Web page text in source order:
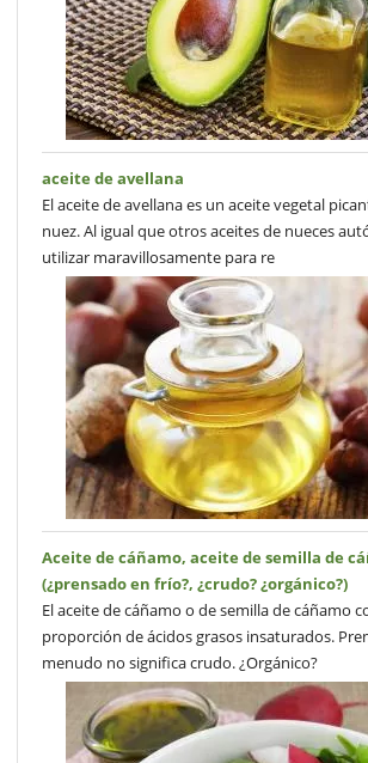
aceite de avellana
El aceite de avellana es un aceite vegetal
nuez. Al igual que otros aceites de nueces
utilizar maravillosamente para re
Aceite de cáñamo, aceite de semilla de
(¿prensado en frío?, ¿crudo? ¿orgánico?)
El aceite de cáñamo o de semilla de cáñamo
proporción de ácidos grasos insaturados.
menudo no significa crudo. ¿Orgánico?